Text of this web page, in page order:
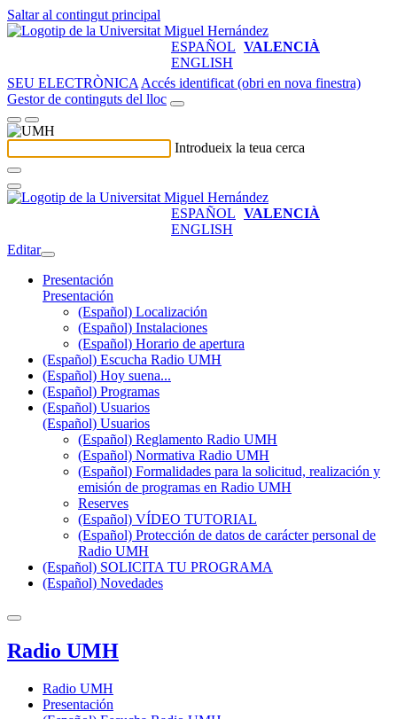
Saltar al contingut principal
ESPAÑOL VALENCIÀ
ENGLISH
SEU ELECTRÒNICA Accés identificat (obri en nova finestra)
Gestor de continguts del lloc
Introdueix la teua cerca
ESPAÑOL VALENCIÀ
ENGLISH
Editar
Presentación
Presentación
(Español) Localización
(Español) Instalaciones
(Español) Horario de apertura
(Español) Escucha Radio UMH
(Español) Hoy suena...
(Español) Programas
(Español) Usuarios
(Español) Usuarios
(Español) Reglamento Radio UMH
(Español) Normativa Radio UMH
(Español) Formalidades para la solicitud, realización y
emisión de programas en Radio UMH
Reserves
(Español) VÍDEO TUTORIAL
(Español) Protección de datos de carácter personal de
Radio UMH
(Español) SOLICITA TU PROGRAMA
(Español) Novedades
Radio UMH
Radio UMH
Presentación